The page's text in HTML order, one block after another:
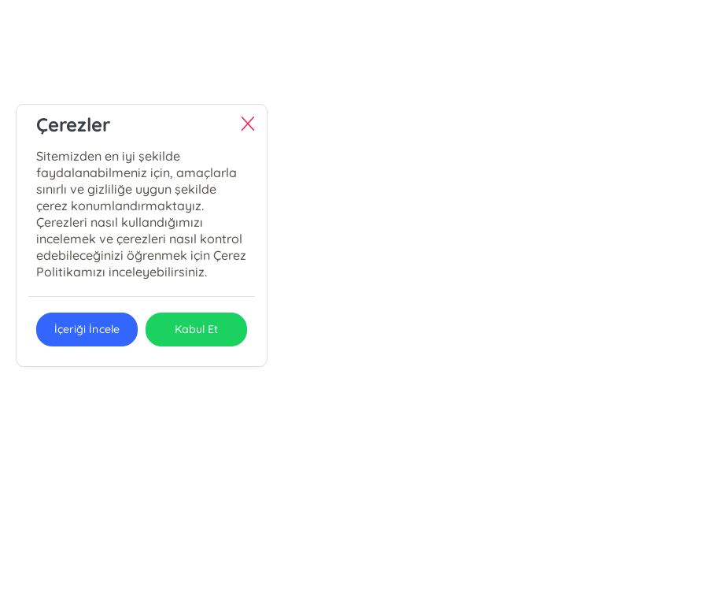
Çerezler
Sitemizden en iyi şekilde
faydalanabilmeniz için, amaçlarla
sınırlı ve gizliliğe uygun şekilde
çerez konumlandırmaktayız.
Çerezleri nasıl kullandığımızı
incelemek ve çerezleri nasıl kontrol
edebileceğinizi öğrenmek için Çerez
Politikamızı inceleyebilirsiniz.
İçeriği İncele Kabul Et